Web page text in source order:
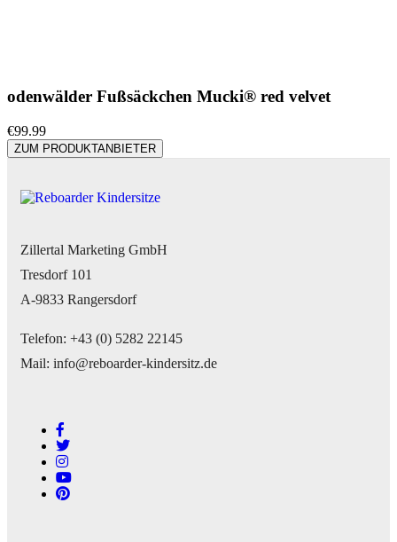
odenwälder Fußsäckchen Mucki® red velvet
€99.99
ZUM PRODUKTANBIETER
Zillertal Marketing GmbH
Tresdorf 101
A-9833 Rangersdorf
Telefon: +43 (0) 5282 22145
Mail: info@reboarder-kindersitz.de